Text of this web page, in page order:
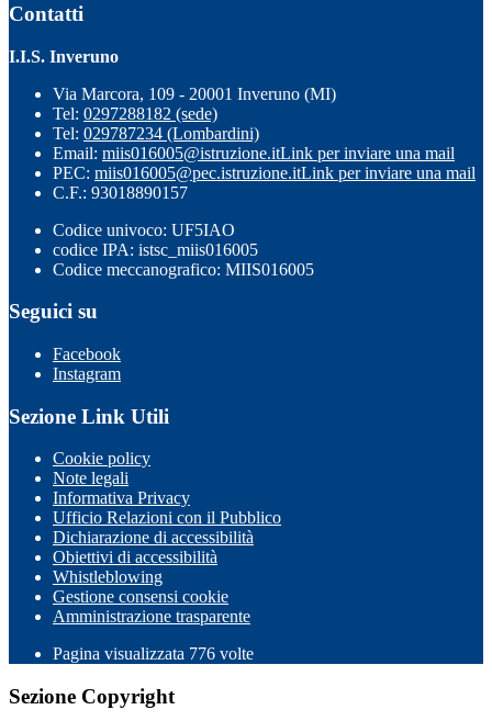
Contatti
I.I.S. Inveruno
Via Marcora, 109 - 20001 Inveruno (MI)
Tel: 0297288182 (sede)
Tel: 029787234 (Lombardini)
Email: miis016005@istruzione.itLink per inviare una mail
PEC: miis016005@pec.istruzione.itLink per inviare una mail
C.F.: 93018890157
Codice univoco: UF5IAO
codice IPA: istsc_miis016005
Codice meccanografico: MIIS016005
Seguici su
Facebook
Instagram
Sezione Link Utili
Cookie policy
Note legali
Informativa Privacy
Ufficio Relazioni con il Pubblico
Dichiarazione di accessibilità
Obiettivi di accessibilità
Whistleblowing
Gestione consensi cookie
Amministrazione trasparente
Pagina visualizzata 776 volte
Sezione Copyright